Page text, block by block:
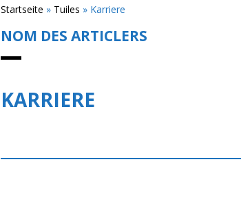
Startseite » Tuiles » Karriere
NOM DES ARTICLERS
KARRIERE